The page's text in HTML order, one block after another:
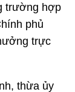
trường hợp
phủ
trực
thừa ủy